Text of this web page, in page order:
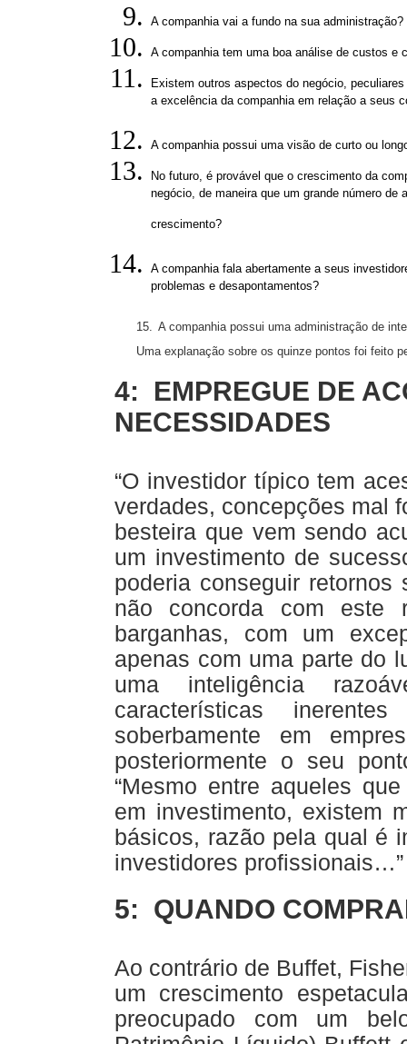
A companhia vai a fundo na sua administração?
A companhia tem uma boa análise de custos e
Existem outros aspectos do negócio,
a excelência da companhia em relação a seus
A companhia possui uma visão de curto ou
No futuro, é provável que o crescimento da
negócio, de maneira que um grande número
crescimento?
A companhia fala abertamente a seus
problemas e desapontamentos?
15. A companhia possui uma administração de
Uma explanação sobre os quinze pontos foi feito
4: EMPREGUE DE
NECESSIDADES
“O investidor típico tem
verdades, concepções mal
besteira que vem sendo
um investimento de
poderia conseguir retornos
não concorda com este
barganhas, com um
apenas com uma parte do
uma inteligência
características
soberbamente em
posteriormente o seu
“Mesmo entre aqueles
em investimento, existem
básicos, razão pela qual é
investidores profissionais…”
5: QUANDO
Ao contrário de Buffet,
um crescimento
preocupado com um